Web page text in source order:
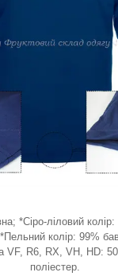
*Сіро-ліловий
колір: 99%
VF, R6, RX, VH, HD:
поліестер.